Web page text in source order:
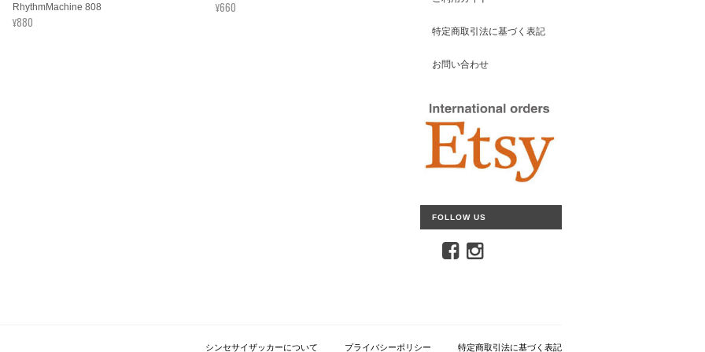
RhythmMachine 808
¥880
¥660
特定商取引法に基づく表記
お問い合わせ
FOLLOW US
シンセサイザッカーについて プライバシーポリシー 特定商取引法に基づく表記